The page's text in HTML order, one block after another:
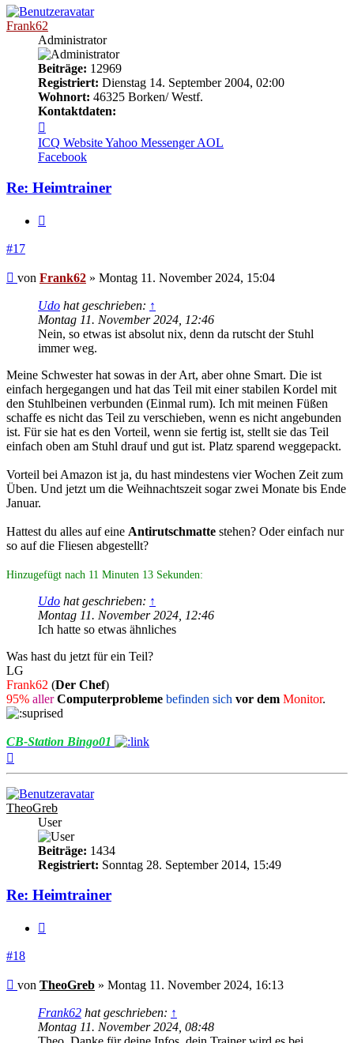
Frank62
Administrator
Beiträge: 12969
Registriert: Dienstag 14. September 2004, 02:00
Wohnort: 46325 Borken/ Westf.
Kontaktdaten:
von
Frank62
ICQ WebsiteYahoo Messenger AOL
Facebook
Re: Heimtrainer
#17
Beitrag
von Frank62 » Montag 11. November 2024, 15:04
Udo hat geschrieben: ↑
Montag 11. November 2024, 12:46
Nein, so etwas ist absolut nix, denn da rutscht der Stuhl
immer weg.
Meine Schwester hat sowas in der Art, aber ohne Smart. Die ist
einfach hergegangen und hat das Teil mit einer stabilen Kordel mit
den Stuhlbeinen verbunden (Einmal rum). Ich mit meinen Füßen
schaffe es nicht das Teil zu verschieben, wenn es nicht angebunden
ist. Für sie hat es den Vorteil, wenn sie fertig ist, stellt sie das Teil
einfach oben am Stuhl drauf und gut ist. Platz sparend weggepackt.
Vorteil bei Amazon ist ja, du hast mindestens vier Wochen Zeit zum
Üben. Und jetzt um die Weihnachtszeit sogar zwei Monate bis Ende
Januar.
Hattest du alles auf eine Antirutschmatte stehen? Oder einfach nur
so auf die Fliesen abgestellt?
Hinzugefügt nach 11 Minuten 13 Sekunden:
Udo hat geschrieben: ↑
Montag 11. November 2024, 12:46
Ich hatte so etwas ähnliches
Was hast du jetzt für ein Teil?
LG
Frank62 (Der Chef)
95% aller Computerprobleme befinden sich vor dem Monitor.
CB-Station Bingo01
TheoGreb
User
Beiträge: 1434
Registriert: Sonntag 28. September 2014, 15:49
Re: Heimtrainer
#18
Beitrag
von TheoGreb » Montag 11. November 2024, 16:13
Frank62 hat geschrieben: ↑
Montag 11. November 2024, 08:48